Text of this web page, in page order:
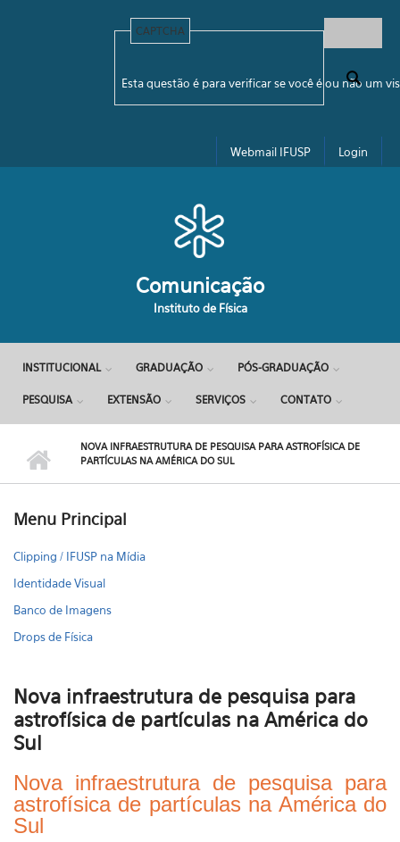
Formulário de busca
CAPTCHA
Esta questão é para verificar se você é ou não um
Webmail IFUSP Login
Comunicação
Instituto de Física
INSTITUCIONAL GRADUAÇÃO PÓS-GRADUAÇÃO
PESQUISA EXTENSÃO SERVIÇOS CONTATO
NOVA INFRAESTRUTURA DE PESQUISA PARA ASTROFÍSICA DE
PARTÍCULAS NA AMÉRICA DO SUL
Menu Principal
Clipping / IFUSP na Mídia
Identidade Visual
Banco de Imagens
Drops de Física
Nova infraestrutura de pesquisa para
astrofísica de partículas na América do
Sul
Nova infraestrutura de pesquisa para
astrofísica de partículas na América do
Sul